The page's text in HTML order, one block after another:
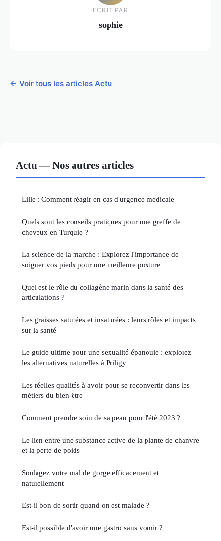
ECRIT PAR
sophie
← Voir tous les articles Actu
Actu — Nos autres articles
Lille : Comment réagir en cas d'urgence médicale
Quels sont les conseils pratiques pour une greffe de
cheveux en Turquie ?
La science de la marche : Explorez l'importance de
soigner vos pieds pour une meilleure posture
Quel est le rôle du collagène marin dans la santé des
articulations ?
Les graisses saturées et insaturées : leurs rôles et impacts
sur la santé
Le guide ultime pour une sexualité épanouie : explorez
les alternatives naturelles à Priligy
Les réelles qualités à avoir pour se reconvertir dans les
métiers du bien-être
Comment prendre soin de sa peau pour l'été 2023 ?
Le lien entre une substance active de la plante de chanvre
et la perte de poids
Soulagez votre mal de gorge efficacement et
naturellement
Est-il bon de sortir quand on est malade ?
Est-il possible d'avoir une gastro sans vomir ?